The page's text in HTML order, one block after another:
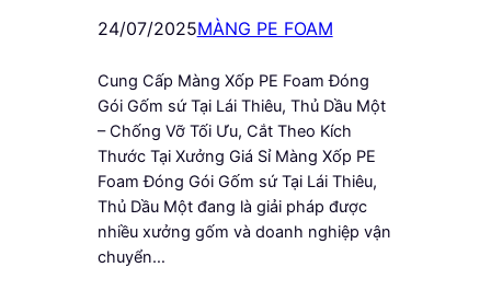
24/07/2025MÀNG PE FOAM
Cung Cấp Màng Xốp PE Foam Đóng
Gói Gốm sứ Tại Lái Thiêu, Thủ Dầu Một
– Chống Vỡ Tối Ưu, Cắt Theo Kích
Thước Tại Xưởng Giá Sỉ Màng Xốp PE
Foam Đóng Gói Gốm sứ Tại Lái Thiêu,
Thủ Dầu Một đang là giải pháp được
nhiều xưởng gốm và doanh nghiệp vận
chuyển…